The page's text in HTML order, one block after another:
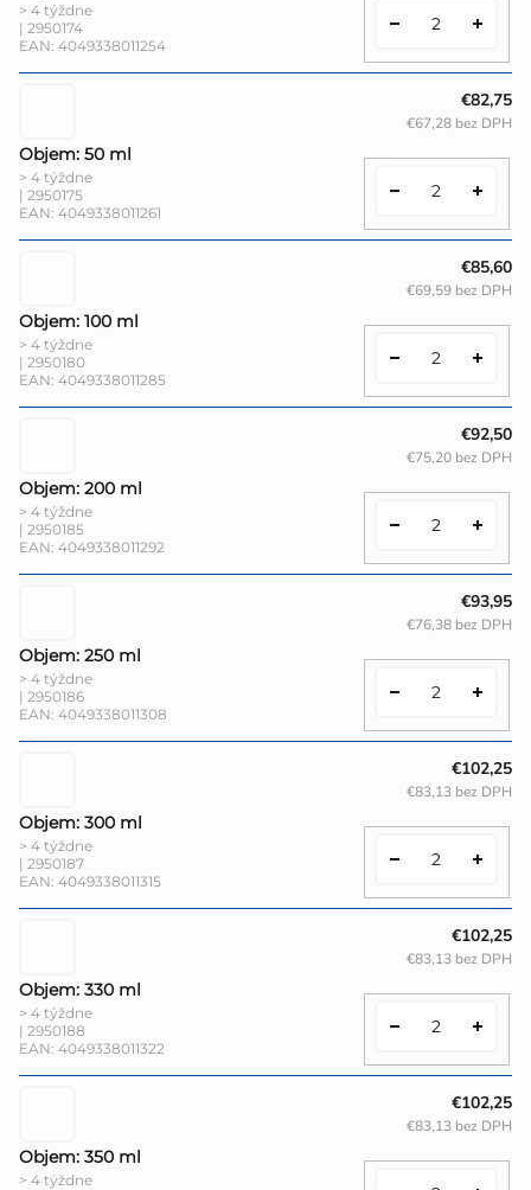
> 4 týždne
| 2950174
EAN: 4049338011254
Objem: 50 ml
> 4 týždne
| 2950175
EAN: 4049338011261
€82,75
€67,28 bez DPH
Objem: 100 ml
> 4 týždne
| 2950180
EAN: 4049338011285
€85,60
€69,59 bez DPH
Objem: 200 ml
> 4 týždne
| 2950185
EAN: 4049338011292
€92,50
€75,20 bez DPH
Objem: 250 ml
> 4 týždne
| 2950186
EAN: 4049338011308
€93,95
€76,38 bez DPH
Objem: 300 ml
> 4 týždne
| 2950187
EAN: 4049338011315
€102,25
€83,13 bez DPH
Objem: 330 ml
> 4 týždne
| 2950188
EAN: 4049338011322
€102,25
€83,13 bez DPH
Objem: 350 ml
> 4 týždne
€102,25
€83,13 bez DPH